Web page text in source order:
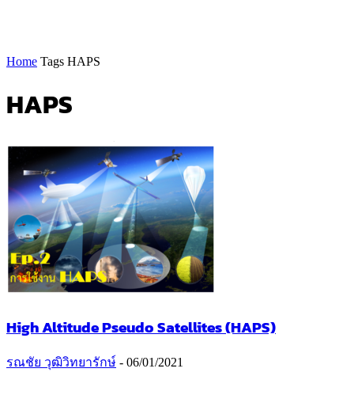
Home Tags HAPS
HAPS
High Altitude Pseudo Satellites (HAPS)
รณชัย วุฒิวิทยารักษ์ - 06/01/2021